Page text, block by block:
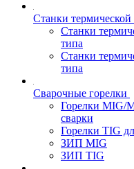
Станки
Станки
типа
Станки
типа
Сварочные горелки
Горелки MIG/
сварки
Горелки TIG
ЗИП MIG
ЗИП TIG